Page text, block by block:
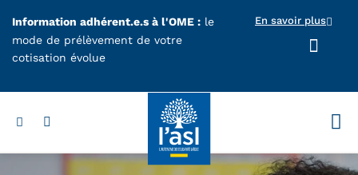
Information adhérent.e.s à l'OME : le
mode de prélèvement de votre
cotisation évolue
En savoir plus